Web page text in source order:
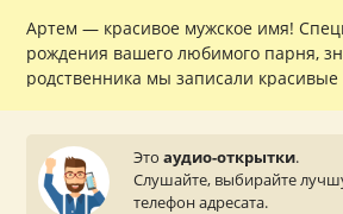
Артем — красивое мужское имя!
рождения вашего любимого парня,
родственника мы записали красивые
мобильный телефон.
Этоаудио-открытки.
Слушайте, выбирайте
телефон адресата.